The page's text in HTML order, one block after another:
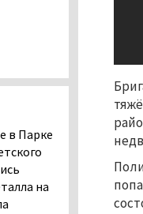
в Парке
на